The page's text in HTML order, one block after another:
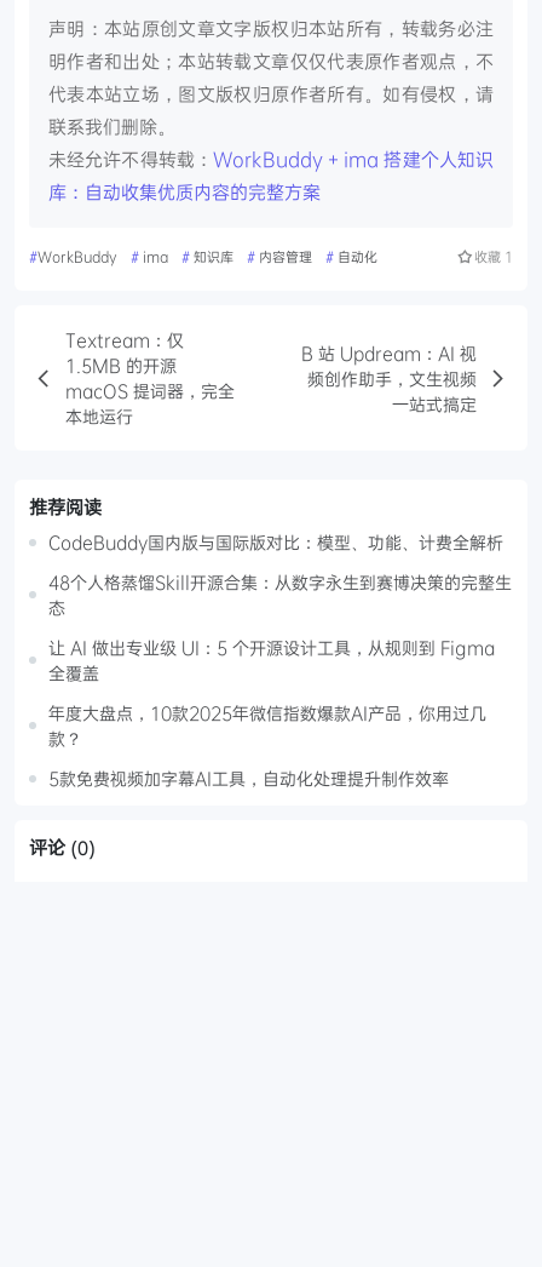
声明：本站原创文章文字版权归本站所有，转载务必注
明作者和出处；本站转载文章仅仅代表原作者观点，不
代表本站立场，图文版权归原作者所有。如有侵权，请
联系我们删除。
未经允许不得转载：WorkBuddy + ima 搭建个人知识
库：自动收集优质内容的完整方案
#WorkBuddy # ima # 知识库 # 内容管理 # 自动化 收藏 1
Textream：仅
1.5MB 的开源
macOS 提词器，完全
本地运行
B 站 Updream：AI 视
频创作助手，文生视频
一站式搞定
推荐阅读
CodeBuddy国内版与国际版对比：模型、功能、计费全解析
48个人格蒸馏Skill开源合集：从数字永生到赛博决策的完整生
态
让 AI 做出专业级 UI：5 个开源设计工具，从规则到 Figma
全覆盖
年度大盘点，10款2025年微信指数爆款AI产品，你用过几
款？
5款免费视频加字幕AI工具，自动化处理提升制作效率
评论 (0)